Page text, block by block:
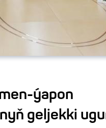
ýapon
geljekki